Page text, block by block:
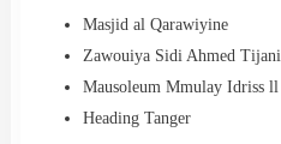
Masjid al Qarawiyine
Zawouiya Sidi Ahmed Tijani
⁠Mausoleum Mmulay Idriss ll
⁠Heading Tanger